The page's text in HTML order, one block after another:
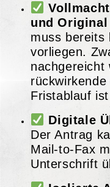
und
muss bereits
vorliegen.
nachgereicht
Fristablauf
Digitale
Der Antrag
Mail-to-Fax
Unterschrift